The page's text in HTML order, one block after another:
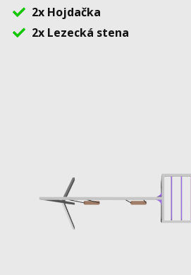
2x Hojdačka
2x Lezecká stena